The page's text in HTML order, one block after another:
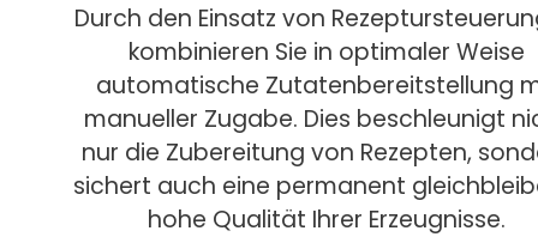
Durch den Einsatz von
kombinieren Sie in optimaler Weise
automatische Zutatenbereitstellung
manueller Zugabe. Dies beschleunigt
nur die Zubereitung von Rezepten,
sichert auch eine permanent
hohe Qualität Ihrer Erzeugnisse.